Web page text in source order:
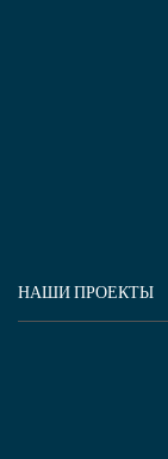
НАШИ ПРОЕКТЫ